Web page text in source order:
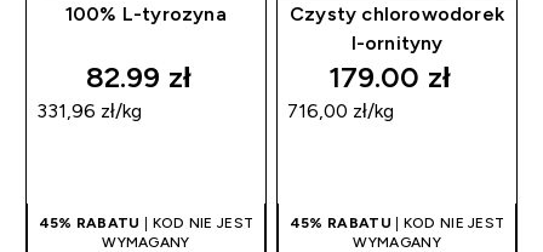
100% L-tyrozyna
82.99 zł‎
331,96 zł‎/kg
45% RABATU | KOD NIE JEST
WYMAGANY
Czysty chlorowodorek
l-ornityny
179.00 zł‎
716,00 zł‎/kg
45% RABATU | KOD NIE JEST
WYMAGANY